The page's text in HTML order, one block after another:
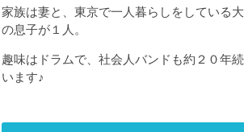
家族は妻と、東京で一人暮らしをしている
の息子が１人。
趣味はドラムで、社会人バンドも約２０年
います♪